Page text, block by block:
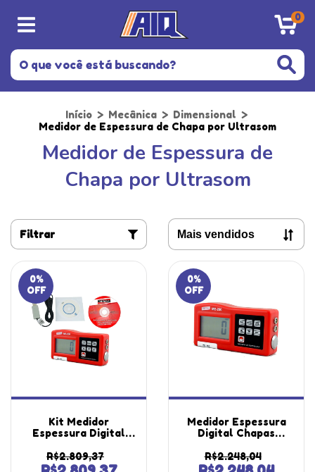
0
Início > Mecânica > Dimensional >
Medidor de Espessura de Chapa por Ultrasom
Medidor de Espessura de
Chapa por Ultrasom
Filtrar
0%
OFF
Kit Medidor
Espessura Digital
Diversos Materiais
Me-260 Portátil
R$2.809,37
0%
OFF
Medidor Espessura
Digital Chapas
Diversos Materiais
Velocidade Som
R$2.248,04